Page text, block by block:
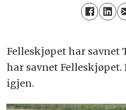
Felleskjøpet har savnet
har savnet Felleskjøpet.
igjen.